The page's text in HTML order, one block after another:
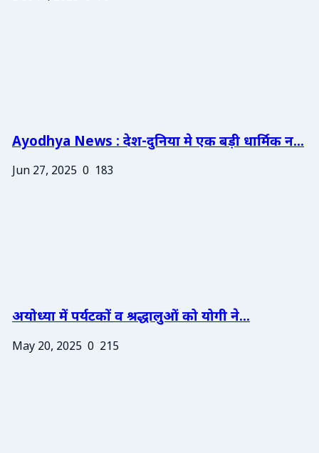
Ayodhya News : देश-दुनिया मे एक बड़ी धार्मिक न...
Jun 27, 2025 0 183
अयोध्या में पर्यटकों व श्रद्धालुओं को योगी ने...
May 20, 2025 0 215